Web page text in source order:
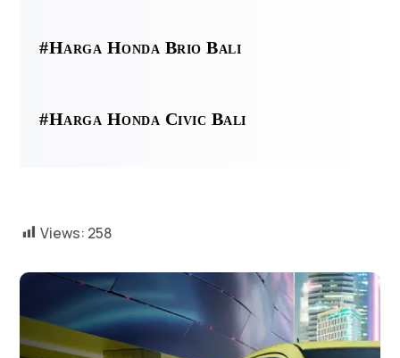
#Harga Honda Brio Bali
#Harga Honda Civic Bali
Views: 258